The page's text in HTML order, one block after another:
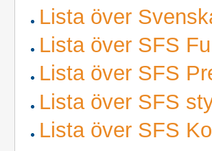
Lista över
Lista över SFS
Lista över SFS
Lista över SFS
Lista över SFS